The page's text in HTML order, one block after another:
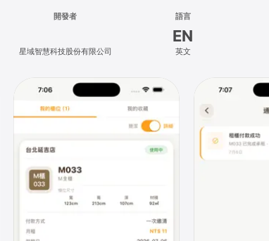
開發者
星域智慧科技股份有限公司
語言
EN
英文